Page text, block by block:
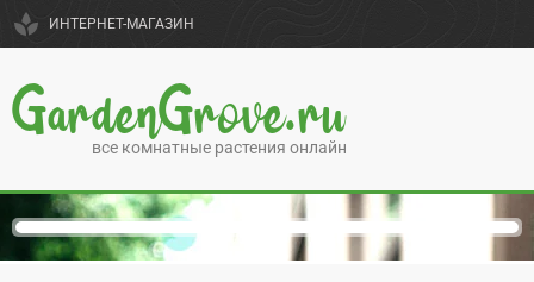
spa ИНТЕРНЕТ-МАГАЗИН
GardenGrove.ru
все комнатные растения онлайн